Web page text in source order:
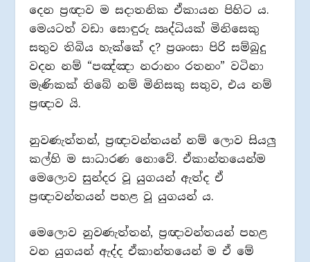
දෙන ප්‍රඥාව ම සදාතනික ඒකායන පිහිට ය.
මෙයටත් වඩා සොඳුරු ඍද්ධියක් මිනිසෙකු
සතුව තිබිය හැක්කේ ද? ප්‍රශංසා පිරි සම්බුදු
වදන නම් “පඤ්ඤා නරානං රතනං” වටිනා
මැණිකක් තිබේ නම් මිනිසකු සතුව, එය නම්
ප්‍රඥාව යි.
නුවණැත්තන්, ප්‍රඥාවන්තයන් නම් ලොව සියලු‍
කල්හි ම සාධාරණ නොවේ. ඒකාන්තයෙන්ම
මෙලොව සුන්දර වූ යුගයන් ඇත්ද ඒ
ප්‍රඥාවන්තයන් පහළ වූ යුගයන් ය.
මෙලොව නුවණැත්තන්, ප්‍රඥාවන්තයන් පහළ
වන යුගයන් ඇද්ද ඒකාන්තයෙන් ම ඒ මේ